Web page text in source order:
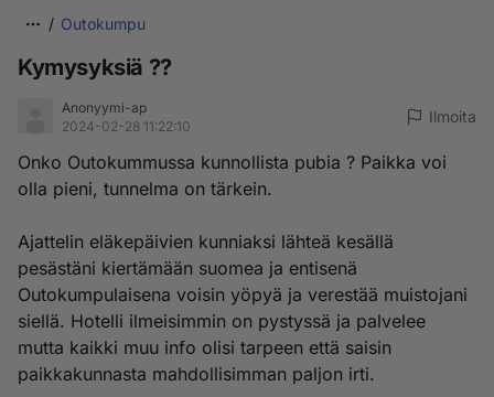
Outokumpu
Kymysyksiä ??
Anonyymi-ap
2024-02-28 11:22:10
Ilmoita
Onko Outokummussa kunnollista pubia ? Paikka voi
olla pieni, tunnelma on tärkein.
Ajattelin eläkepäivien kunniaksi lähteä kesällä
pesästäni kiertämään suomea ja entisenä
Outokumpulaisena voisin yöpyä ja verestää muistojani
siellä. Hotelli ilmeisimmin on pystyssä ja palvelee
mutta kaikki muu info olisi tarpeen että saisin
paikkakunnasta mahdollisimman paljon irti.